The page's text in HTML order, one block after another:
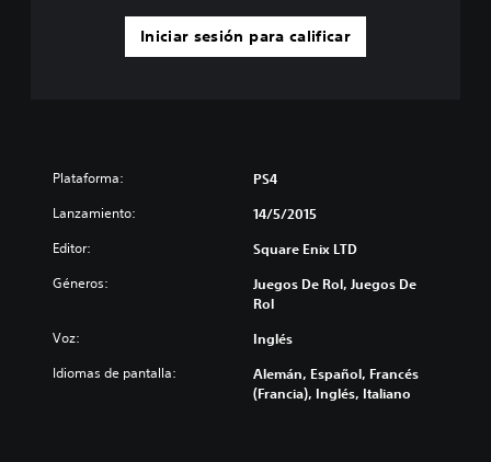
Iniciar sesión para calificar
Plataforma: PS4
Lanzamiento: 14/5/2015
Editor: Square Enix LTD
Géneros:
Juegos De Rol, Juegos De
Rol
Voz: Inglés
Idiomas de pantalla:
Alemán, Español, Francés
(Francia), Inglés, Italiano